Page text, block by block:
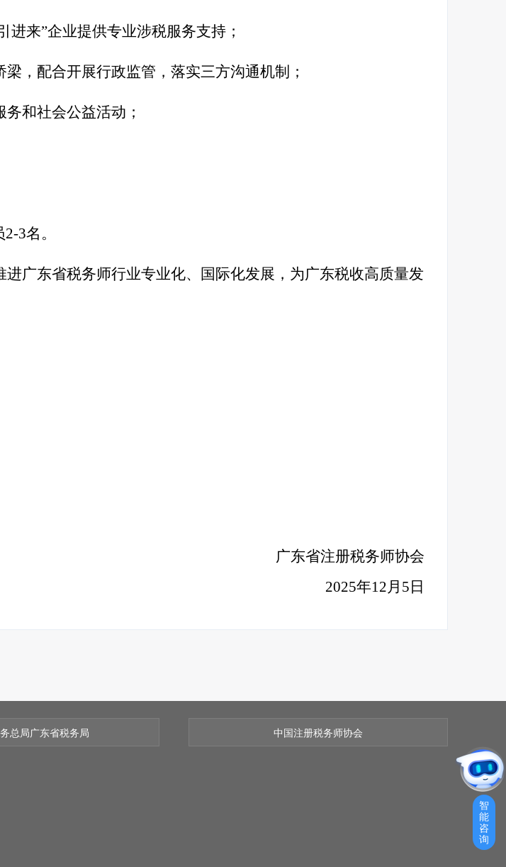
进来”企业提供专业涉税服务支持；
，配合开展行政监管，落实三方沟通机制；
和社会公益活动；
3名。
广东省税务师行业专业化、国际化发展，为广东税收高质量发
广东省注册税务师协会
2025年12月5日
总局广东省税务局 中国注册税务师协会
智
能
咨
询